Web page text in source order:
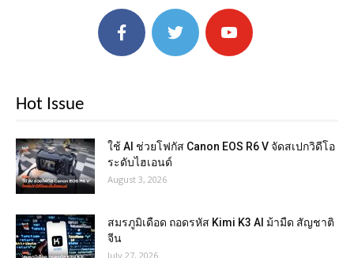
Hot Issue
ใช้ AI ช่วยโฟกัส Canon EOS R6 V จัดสเปกวิดีโอ
ระดับไฮเอนด์
August 3, 2026
สมรภูมิเดือด ถอดรหัส Kimi K3 AI ม้ามืด สัญชาติ
จีน
July 27, 2026